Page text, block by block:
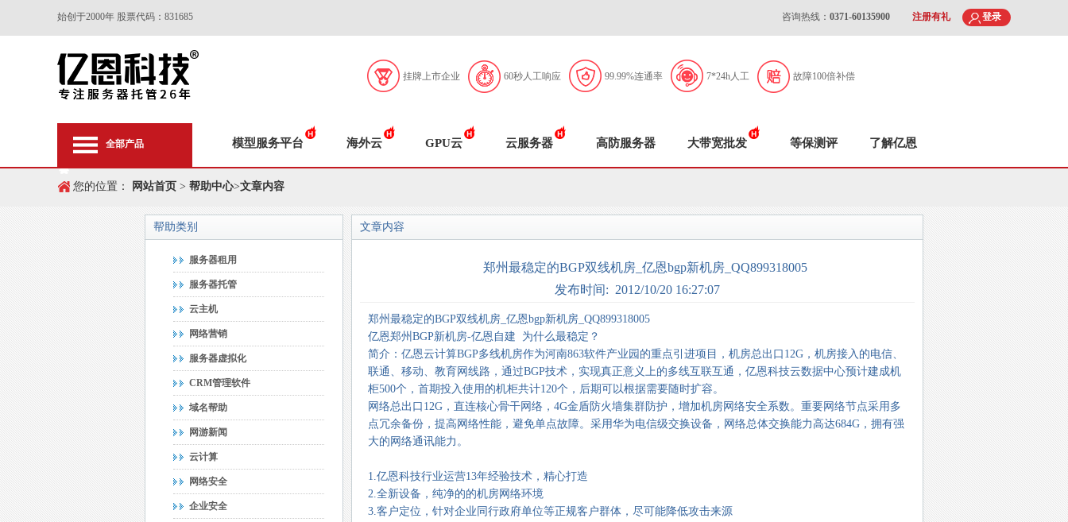
始创于2000年 股票代码：831685 咨询热线： 0371-60135900 注册有礼 登录
挂牌上市企业 60秒人工响应 99.99%连通率 7*24h人工 故障100倍补偿
全部产品 模型服务平台 海外云 GPU云 云服务器 高防服务器 大带宽批发 等保测评 了解亿恩
您的位置： 网站首页 > 帮助中心>文章内容
帮助类别
服务器租用
服务器托管
云主机
网络营销
服务器虚拟化
CRM管理软件
域名帮助
网游新闻
云计算
网络安全
企业安全
文章内容
郑州最稳定的BGP双线机房_亿恩bgp新机房_QQ899318005
发布时间: 2012/10/20 16:27:07
郑州最稳定的BGP双线机房_亿恩bgp新机房_QQ899318005
亿恩郑州BGP新机房-亿恩自建 为什么最稳定？
简介：亿恩云计算BGP多线机房作为河南863软件产业园的重点引进项目，机房总出口12G，机房接入的电信、
联通、移动、教育网线路，通过BGP技术，实现真正意义上的多线互联互通，亿恩科技云数据中心预计建成机
柜500个，首期投入使用的机柜共计120个，后期可以根据需要随时扩容。
网络总出口12G，直连核心骨干网络，4G金盾防火墙集群防护，增加机房网络安全系数。重要网络节点采用多
点冗余备份，提高网络性能，避免单点故障。采用华为电信级交换设备，网络总体交换能力高达684G，拥有强
大的网络通讯能力。
1.亿恩科技行业运营13年经验技术，精心打造
2.全新设备，纯净的的机房网络环境
3.客户定位，针对企业同行政府单位等正规客户群体，尽可能降低攻击来源